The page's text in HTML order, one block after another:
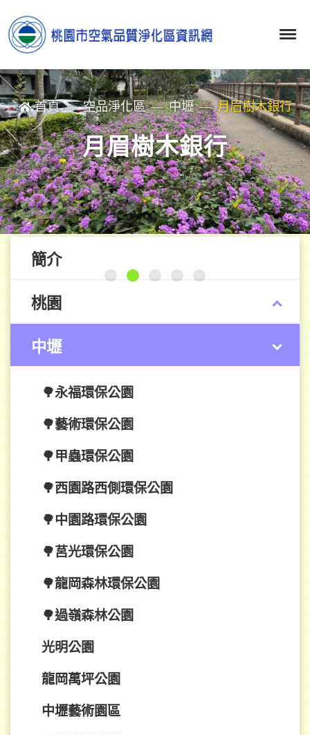
首頁 空品淨化區 中壢 月眉樹木銀行
月眉樹木銀行
簡介
桃園
中壢
🌳永福環保公園
🌳藝術環保公園
🌳甲蟲環保公園
🌳西園路西側環保公園
🌳中園路環保公園
🌳莒光環保公園
🌳龍岡森林環保公園
🌳過嶺森林公園
光明公園
龍岡萬坪公園
中壢藝術園區